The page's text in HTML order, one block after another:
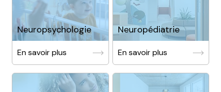
Neuropsychologie
En savoir plus
Neuropédiatrie
En savoir plus